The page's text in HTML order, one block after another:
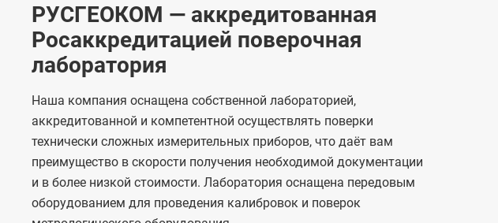
РУСГЕОКОМ — аккредитованная
Росаккредитацией поверочная
лаборатория
Наша компания оснащена собственной лабораторией,
аккредитованной и компетентной осуществлять поверки
технически сложных измерительных приборов, что даёт вам
преимущество в скорости получения необходимой документации
и в более низкой стоимости. Лаборатория оснащена передовым
оборудованием для проведения калибровок и поверок